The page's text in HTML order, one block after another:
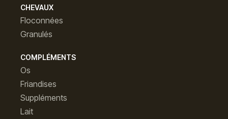
CHEVAUX
Floconnées
Granulés
COMPLÉMENTS
Os
Friandises
Suppléments
Lait